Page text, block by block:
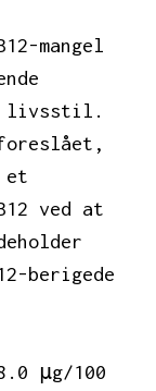
mangel
livsstil.
et
ved at
berigede
μg/100